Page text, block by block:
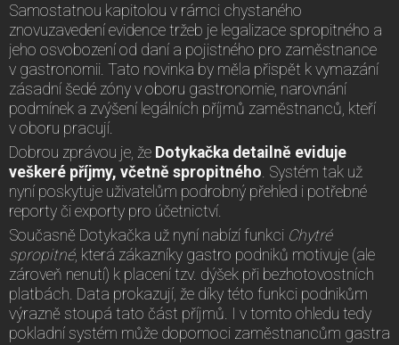
Samostatnou kapitolou v rámci chystaného
znovuzavedení evidence tržeb je legalizace spropitného a
jeho osvobození od daní a pojistného pro zaměstnance
v gastronomii. Tato novinka by měla přispět k vymazání
zásadní šedé zóny v oboru gastronomie, narovnání
podmínek a zvýšení legálních příjmů zaměstnanců, kteří
v oboru pracují.
Dobrou zprávou je, že Dotykačka detailně eviduje
veškeré příjmy, včetně spropitného . Systém tak už
nyní poskytuje uživatelům podrobný přehled i potřebné
reporty či exporty pro účetnictví.
Současně Dotykačka už nyní nabízí funkci Chytré
spropitné, která zákazníky gastro podniků motivuje (ale
zároveň nenutí) k placení tzv. dýšek při bezhotovostních
platbách. Data prokazují, že díky této funkci podnikům
výrazně stoupá tato část příjmů. I v tomto ohledu tedy
pokladní systém může dopomoci zaměstnancům gastra